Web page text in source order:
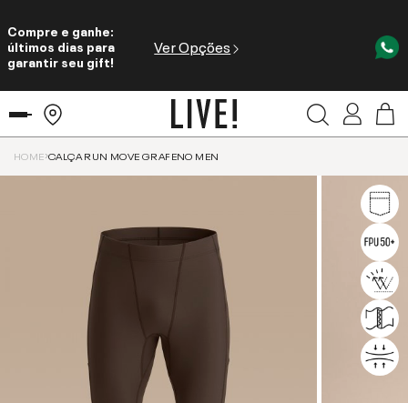
Compre e ganhe:
últimos dias para
garantir seu gift!
Ver Opções
HOME CALÇA RUN MOVE GRAFENO MEN